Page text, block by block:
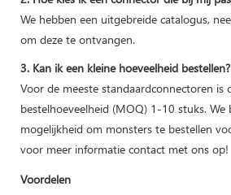
We hebben een uitgebreide catalogus,
om deze te ontvangen.
3. Kan ik een kleine hoeveelheid bestellen?
Voor de meeste standaardconnectoren is
bestelhoeveelheid (MOQ) 1-10 stuks. We
mogelijkheid om monsters te bestellen
voor meer informatie contact met ons op!
Voordelen